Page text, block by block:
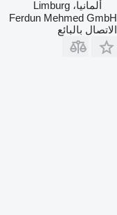
ألمانيا، Limburg
Ferdun Mehmed GmbH
الاتصال بالبائع